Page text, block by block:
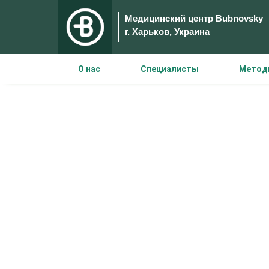
Медицинский центр Bubnovsky
г. Харьков, Украина
О нас Специалисты